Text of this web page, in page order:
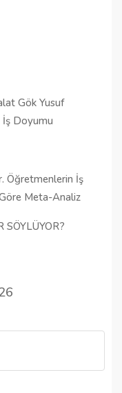
Gök Yusuf
İş Doyumu
Öğretmenlerin İş
Meta-Analiz
SÖYLÜYOR?